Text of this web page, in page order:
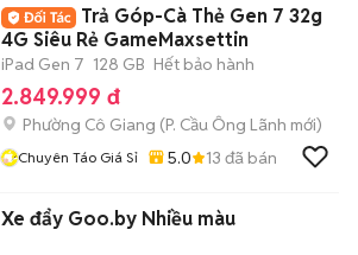
Trả Góp-Cà Thẻ Gen 7 32g
4G Siêu Rẻ GameMaxsettin
iPad Gen 7 128 GB Hết bảo hành
2.849.999 đ
Phường Cô Giang (P. Cầu Ông Lãnh mới)
Chuyên Táo Giá Sỉ 5.0 13 đã bán
Xe đẩy Goo.by Nhiều màu